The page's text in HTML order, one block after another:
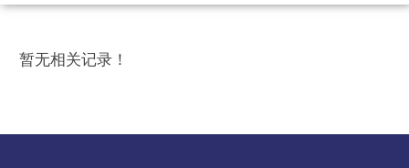
暂无相关记录！